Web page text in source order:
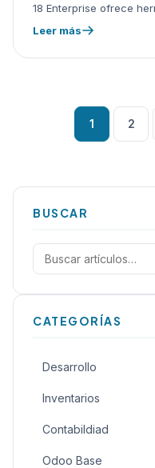
18 Enterprise ofrece
control logístico,
trazabilidad,
Leer más
1 2
BUSCAR
Buscar:
CATEGORÍAS
Desarrollo
Inventarios
Contabildiad
Odoo Base